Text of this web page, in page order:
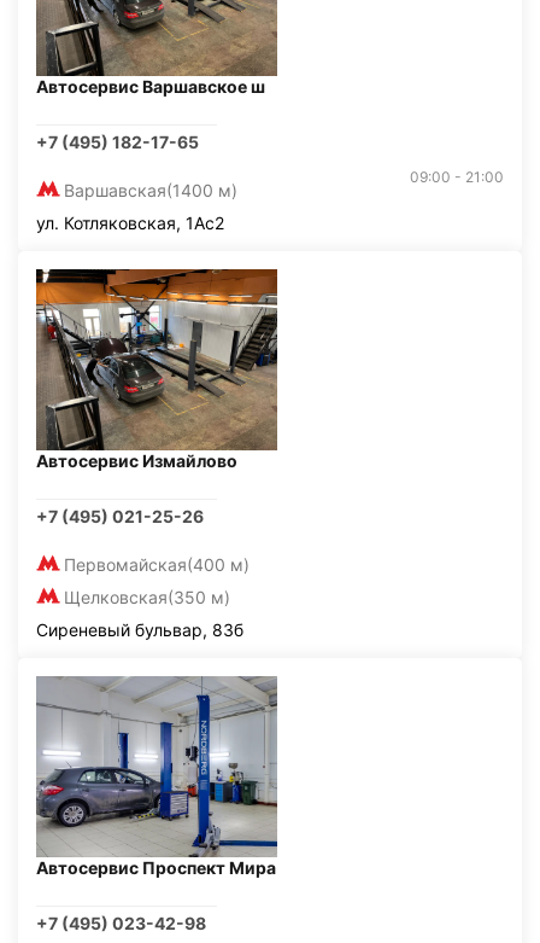
Автосервис Варшавское ш
+7 (495) 182-17-65
Варшавская(1400 м)
09:00 - 21:00
ул. Котляковская, 1Ас2
Автосервис Измайлово
+7 (495) 021-25-26
Первомайская(400 м)
Щелковская(350 м)
Сиреневый бульвар, 83б
Автосервис Проспект Мира
+7 (495) 023-42-98